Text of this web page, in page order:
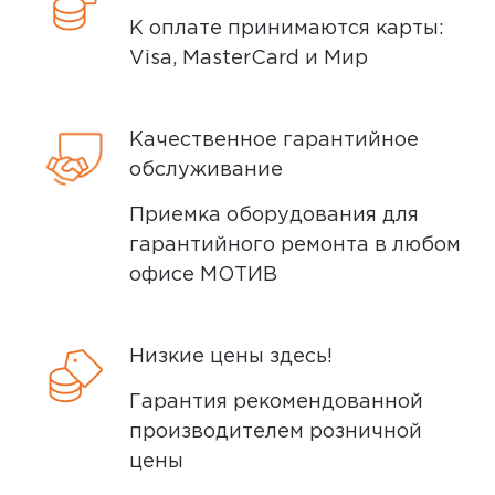
самой маленькой цене было бы
сильно печально потерять, а так
Погнали 1. Внешний вид и удобство:
Небольшой кейс 7см в длине,
Минусы
Плюсы
Автономность; Дизайн; Звук
К оплате принимаются карты:
Visa, MasterCard и Мир
Качественное гарантийное
обслуживание
Приемка оборудования для
гарантийного ремонта в любом
офисе МОТИВ
Низкие цены здесь!
Гарантия рекомендованной
производителем розничной
цены